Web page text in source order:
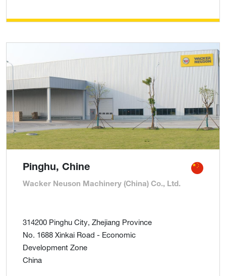
Pinghu, Chine
Wacker Neuson Machinery (China) Co., Ltd.
314200 Pinghu City, Zhejiang Province
No. 1688 Xinkai Road - Economic
Development Zone
China